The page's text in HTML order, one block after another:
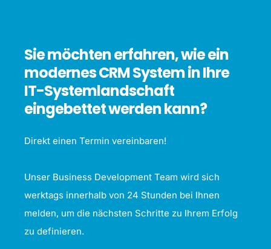
Sie möchten erfahren, wie ein
modernes CRM System in Ihre
IT-Systemlandschaft
eingebettet werden kann?
Direkt einen Termin vereinbaren!
Unser Business Development Team wird sich
werktags innerhalb von 24 Stunden bei Ihnen
melden, um die nächsten Schritte zu Ihrem Erfolg
zu definieren.